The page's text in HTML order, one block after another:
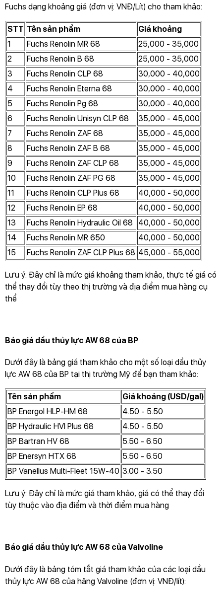
Fuchs dạng khoảng giá (đơn vị: VNĐ/Lít) cho tham khảo:
STT Tên sản phẩm
Giá khoảng
1
Fuchs Renolin MR 68
25,000 - 35,000
2
Fuchs Renolin B 68
25,000 - 35,000
3
Fuchs Renolin CLP 68
30,000 - 40,000
4
Fuchs Renolin Eterna 68
30,000 - 40,000
5
Fuchs Renolin Pg 68
30,000 - 40,000
6
Fuchs Renolin Unisyn CLP 68
35,000 - 45,000
7
Fuchs Renolin ZAF 68
35,000 - 45,000
8
Fuchs Renolin ZAF B 68
35,000 - 45,000
9
Fuchs Renolin ZAF CLP 68
35,000 - 45,000
10
Fuchs Renolin ZAF PG 68
35,000 - 45,000
11
Fuchs Renolin CLP Plus 68
40,000 - 50,000
12
Fuchs Renolin EP 68
40,000 - 50,000
13
Fuchs Renolin Hydraulic Oil 68
40,000 - 50,000
14
Fuchs Renolin MR 650
40,000 - 50,000
15
Fuchs Renolin ZAF CLP Plus 68 45,000 - 55,000
Lưu ý: Đây chỉ là mức giá khoảng tham khảo, thực tế giá có
thể thay đổi tùy theo thị trường và địa điểm mua hàng cụ
thể
Báo giá dầu thủy lực AW 68 của BP
Dưới đây là bảng giá tham khảo cho một số loại dầu thủy
lực AW 68 của BP tại thị trường Mỹ để bạn tham khảo:
Tên sản phẩm
Giá khoảng (USD/gal)
BP Energol HLP-HM 68
4.50 - 5.50
BP Hydraulic HVI Plus 68
4.50 - 5.50
BP Bartran HV 68
5.50 - 6.50
BP Enersyn HTX 68
5.50 - 6.50
BP Vanellus Multi-Fleet 15W-40 3.00 - 3.50
Lưu ý: Đây chỉ là mức giá tham khảo, giá có thể thay đổi
tùy thuộc vào địa điểm và thời điểm mua hàng
Báo giá dầu thủy lực AW 68 của Valvoline
Dưới đây là bảng tóm tắt giá tham khảo của các loại dầu
thủy lực AW 68 của hãng Valvoline (đơn vị: VNĐ/lít):